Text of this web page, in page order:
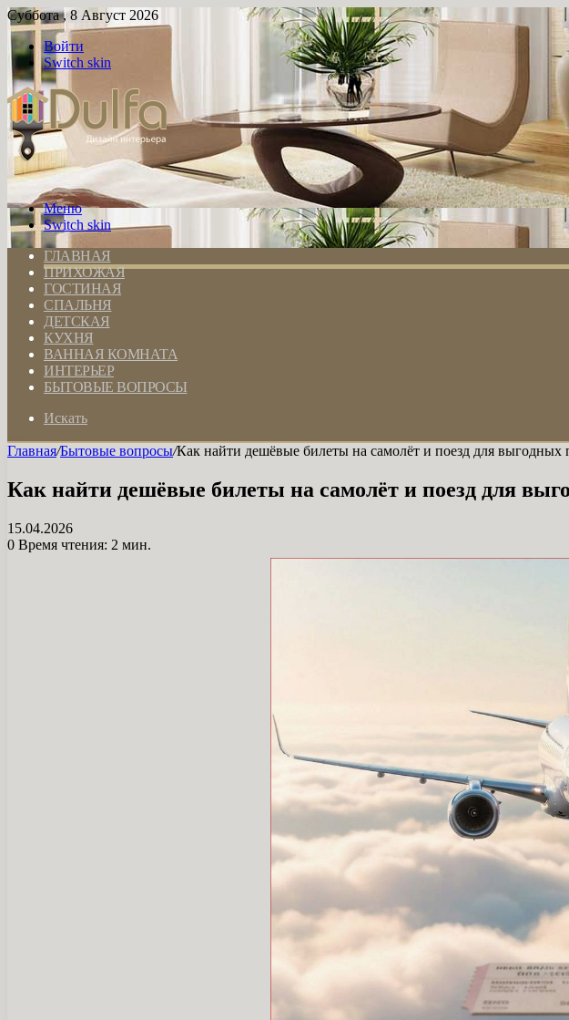
Суббота , 8 Август 2026
Войти
Switch skin
Меню
Switch skin
ГЛАВНАЯ
ПРИХОЖАЯ
ГОСТИНАЯ
СПАЛЬНЯ
ДЕТСКАЯ
КУХНЯ
ВАННАЯ КОМНАТА
ИНТЕРЬЕР
БЫТОВЫЕ ВОПРОСЫ
Искать
Главная/Бытовые вопросы/Как найти дешёвые билеты на самолёт и поезд для выгодных
Как найти дешёвые билеты на самолёт и поезд для
15.04.2026
0 Время чтения: 2 мин.